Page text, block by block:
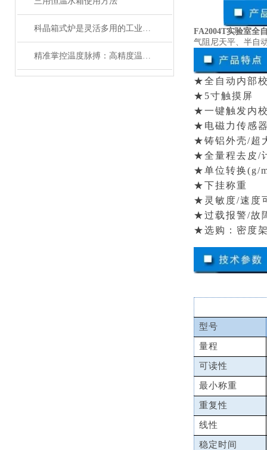
科晶箱式炉是灵活多用的工业好帮手
精准掌控温度脉搏：高精度温控仪表补偿温度设置全攻略
FA2004T实验室全
气阻尼天平、半自
★全自动内部
★ 5寸触摸屏
★一键触发内
★电磁力传感
★铸铝外壳/超
★全量程去皮/
★单位转换(g/
★下挂称重
★灵敏度/速度
★过载报警/故
★选购：密度
型号
量程
可读性
最小称重
重复性
线性
稳定时间